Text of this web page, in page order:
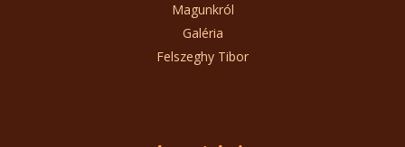
Magunkról
Galéria
Felszeghy Tibor